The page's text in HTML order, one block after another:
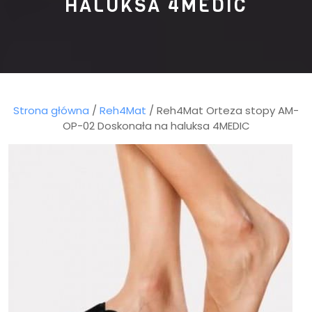
HALUKSA 4MEDIC
Strona główna / Reh4Mat / Reh4Mat Orteza stopy AM-
OP-02 Doskonała na haluksa 4MEDIC